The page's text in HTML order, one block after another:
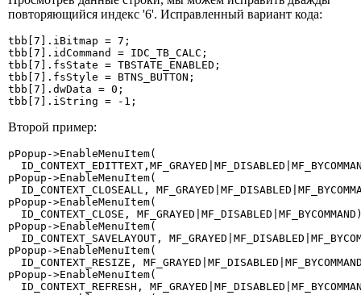
повторяющийся индекс '6'. Исправленный вариант кода:
tbb[7].iBitmap = 7;
tbb[7].idCommand = IDC_TB_CALC;
tbb[7].fsState = TBSTATE_ENABLED;
tbb[7].fsStyle = BTNS_BUTTON;
tbb[7].dwData = 0;
tbb[7].iString = -1;
Второй пример:
pPopup->EnableMenuItem(
pPopup->EnableMenuItem(
ID_CONTEXT_CLOSEALL,
pPopup->EnableMenuItem(
ID_CONTEXT_CLOSE,
pPopup->EnableMenuItem(
ID_CONTEXT_SAVELAYOUT,
pPopup->EnableMenuItem(
ID_CONTEXT_RESIZE,
pPopup->EnableMenuItem(
ID_CONTEXT_REFRESH,